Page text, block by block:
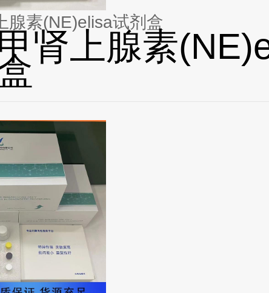
腺素(NE)elisa试剂盒
肾上腺素